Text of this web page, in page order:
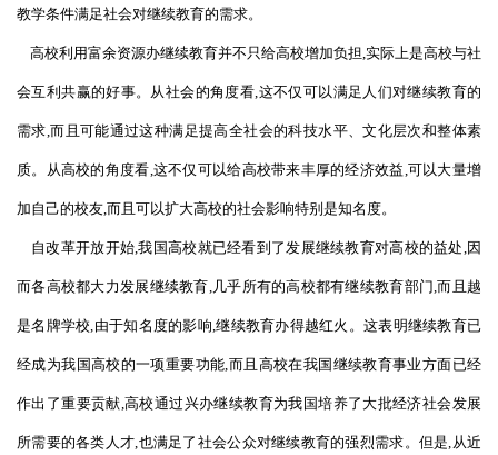
教学条件满足社会对继续教育的需求。
高校利用富余资源办继续教育并不只给高校增加负担,实际上是高校与社
会互利共赢的好事。从社会的角度看,这不仅可以满足人们对继续教育的
需求,而且可能通过这种满足提高全社会的科技水平、文化层次和整体素
质。从高校的角度看,这不仅可以给高校带来丰厚的经济效益,可以大量增
加自己的校友,而且可以扩大高校的社会影响特别是知名度。
自改革开放开始,我国高校就已经看到了发展继续教育对高校的益处,因
而各高校都大力发展继续教育,几乎所有的高校都有继续教育部门,而且越
是名牌学校,由于知名度的影响,继续教育办得越红火。这表明继续教育已
经成为我国高校的一项重要功能,而且高校在我国继续教育事业方面已经
作出了重要贡献,高校通过兴办继续教育为我国培养了大批经济社会发展
所需要的各类人才,也满足了社会公众对继续教育的强烈需求。但是,从近